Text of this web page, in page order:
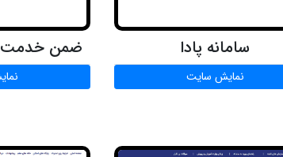
سامانه پادا
نمایش سایت
ضمن خدمت